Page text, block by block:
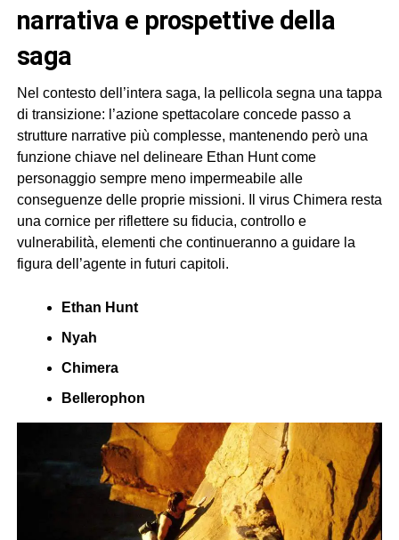
narrativa e prospettive della
saga
Nel contesto dell’intera saga, la pellicola segna una tappa
di transizione: l’azione spettacolare concede passo a
strutture narrative più complesse, mantenendo però una
funzione chiave nel delineare Ethan Hunt come
personaggio sempre meno impermeabile alle
conseguenze delle proprie missioni. Il virus Chimera resta
una cornice per riflettere su fiducia, controllo e
vulnerabilità, elementi che continueranno a guidare la
figura dell’agente in futuri capitoli.
Ethan Hunt
Nyah
Chimera
Bellerophon